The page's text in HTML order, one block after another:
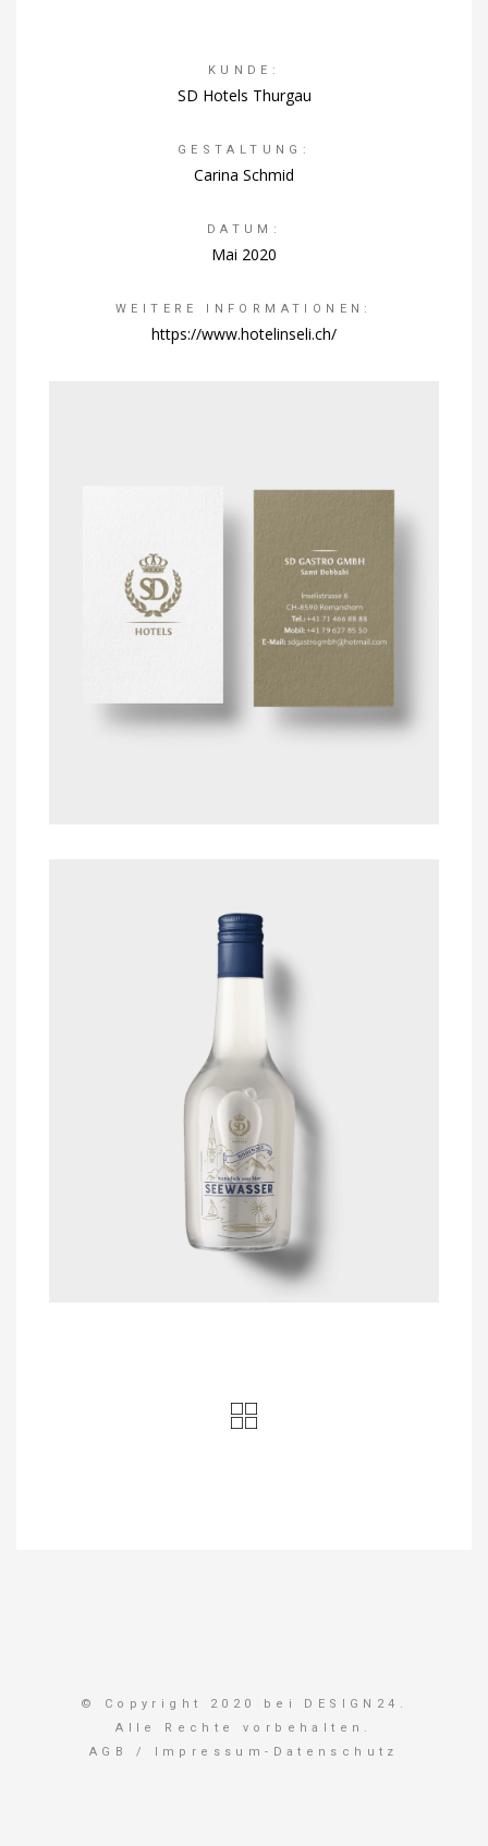
KUNDE:
SD Hotels Thurgau
GESTALTUNG:
Carina Schmid
DATUM:
Mai 2020
WEITERE INFORMATIONEN:
https://www.hotelinseli.ch/
© Copyright 2020 bei DESIGN24.
Alle Rechte vorbehalten.
AGB
/ Impressum-Datenschutz